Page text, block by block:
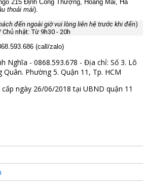
215 Định Công Thượng, Hoàng Mai, Hà
thoải mái).
đến ngoài giờ vui lòng liên hệ trước khi đến)
Chủ nhật: Từ 9h30 - 20h
(call/zalo)
Nghĩa - 0868.593.678 - Địa chỉ: Số 3. Lô
Phường 5. Quận 11, Tp. HCM
cấp ngày 26/06/2018 tại UBND quận 11